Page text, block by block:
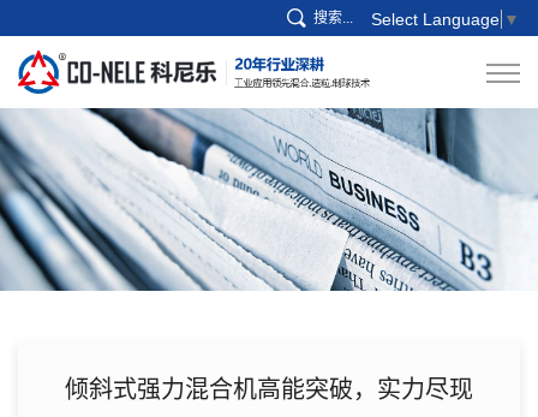
搜索... Select Language ▼
倾斜式强力混合机高能突破，实力尽现